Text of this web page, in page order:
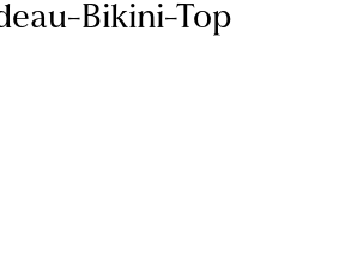
Bikini-Top